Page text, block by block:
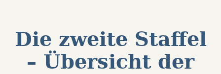
Die zweite Staffel
– Übersicht der